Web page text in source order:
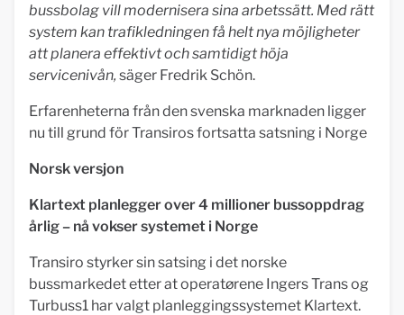
bussbolag vill modernisera sina arbetssätt. Med rätt
system kan trafikledningen få helt nya möjligheter
att planera effektivt och samtidigt höja
servicenivån, säger Fredrik Schön.
Erfarenheterna från den svenska marknaden ligger
nu till grund för Transiros fortsatta satsning i Norge
Norsk versjon
Klartext planlegger over 4 millioner bussoppdrag
årlig – nå vokser systemet i Norge
Transiro styrker sin satsing i det norske
bussmarkedet etter at operatørene Ingers Trans og
Turbuss1 har valgt planleggingssystemet Klartext.